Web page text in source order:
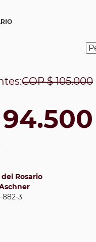
COP$ 105.000
Rosario
882-3